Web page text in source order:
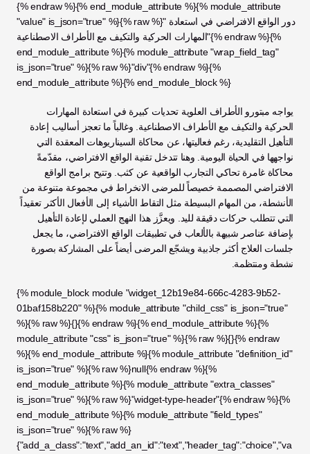
{% endraw %}{% end_module_attribute %}{% module_attribute
"value" is_json="true" %}{% raw %}"دور الواقع الافتراضي في استعادة
المهارات الحركية والتكيف مع الأطراف الاصطناعية"{% endraw %}{%
end_module_attribute %}{% module_attribute "wrap_field_tag"
is_json="true" %}{% raw %}"div"{% endraw %}{%
end_module_attribute %}{% end_module_block %}
نشطة ومنتظمة.
{% module_block module "widget_12b19e84-666c-4283-9b52-
01baf158b220" %}{% module_attribute "child_css" is_json="true"
%}{% raw %}{}{% endraw %}{% end_module_attribute %}{%
module_attribute "css" is_json="true" %}{% raw %}{}{% endraw
%}{% end_module_attribute %}{% module_attribute "definition_id"
is_json="true" %}{% raw %}null{% endraw %}{%
end_module_attribute %}{% module_attribute "extra_classes"
is_json="true" %}{% raw %}"widget-type-header"{% endraw %}{%
end_module_attribute %}{% module_attribute "field_types"
is_json="true" %}{% raw %}
{"add_a_class":"text","add_an_id":"text","header_tag":"choice","va